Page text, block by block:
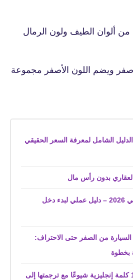
ألوان الطيف ولون الرمال
ويضم اللون الأصفر مجموعة
الشامل لمعرفة السعر الحقيقي
العقاري بدون رأس مال
أشياء جديدة للربح في 2026 – دليل عملي لبدء دخل
السيارة من الصفر حتى الاحتراف:
بخطوة
إليك قائمة بأكثر 100 كلمة إنجليزية شيوعًا مع ترجمتها إلى